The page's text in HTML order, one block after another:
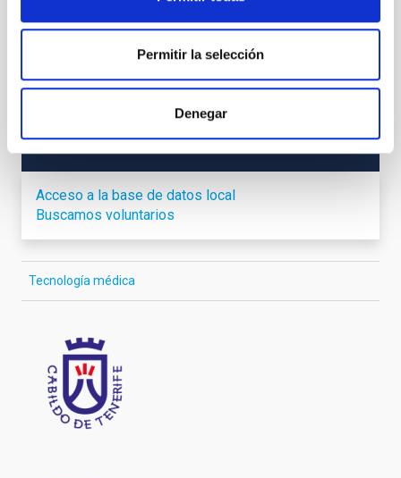
Permitir la selección
Denegar
IACTEC
Acceso a la base de datos local
Buscamos voluntarios
Tecnología médica